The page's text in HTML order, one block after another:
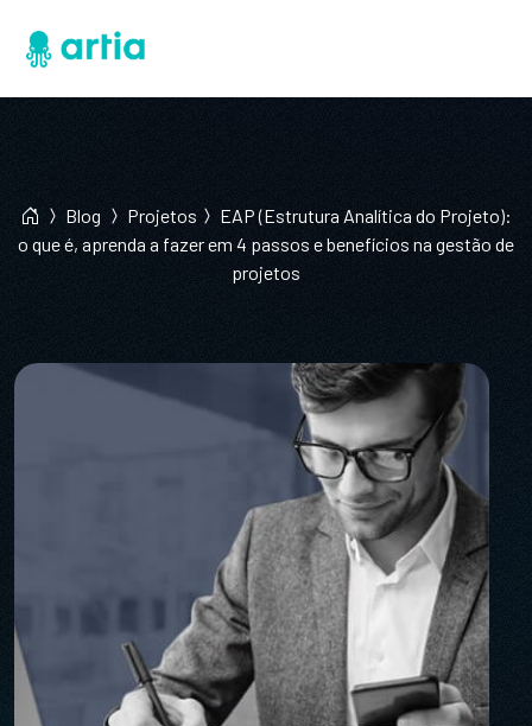
Blog Projetos
EAP (Estrutura Analítica do Projeto):
o que é, aprenda a fazer em 4 passos e benefícios na gestão de
projetos